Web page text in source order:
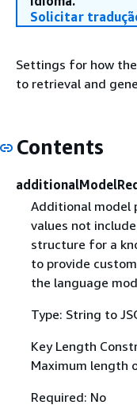
Solicitar
Settings for how
to retrieval and
Contents
Additional model
values not
structure for a
to provide
the language
Type: String to
Key Length
Maximum length
Required: No